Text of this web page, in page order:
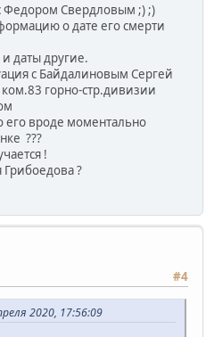
Федором Свердловым ;) ;)
о дате его смерти
даты другие.
с Байдалиновым Сергей
горно-стр.дивизии
его вроде моментально
???
!
Грибоедова ?
#4
2020, 17:56:09